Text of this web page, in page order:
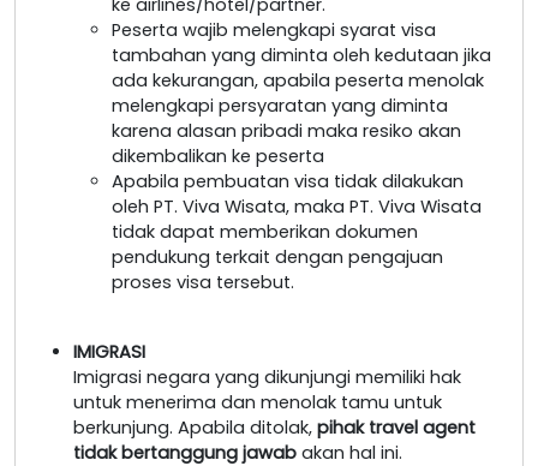
Peserta wajib melengkapi syarat visa
tambahan yang diminta oleh kedutaan jika
ada kekurangan, apabila peserta menolak
melengkapi persyaratan yang diminta
karena alasan pribadi maka resiko akan
dikembalikan ke peserta
Apabila pembuatan visa tidak dilakukan
oleh PT. Viva Wisata, maka PT. Viva Wisata
tidak dapat memberikan dokumen
pendukung terkait dengan pengajuan
proses visa tersebut.
IMIGRASI
Imigrasi negara yang dikunjungi memiliki hak
untuk menerima dan menolak tamu untuk
berkunjung. Apabila ditolak, pihak travel agent
tidak bertanggung jawab akan hal ini.